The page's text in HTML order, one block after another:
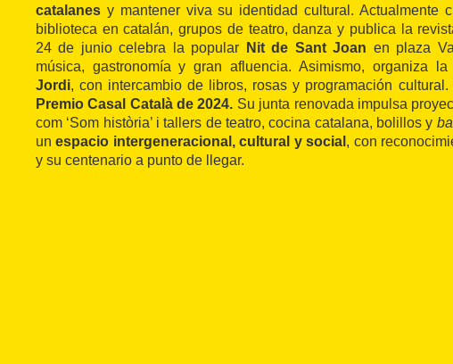
catalanes y mantener viva su identidad cultural. Actualmente
biblioteca en catalán, grupos de teatro, danza y publica la
24 de junio celebra la popular
Nit de Sant Joan en plaza
música, gastronomía y gran afluencia. Asimismo, organiza la
Jordi, con intercambio de libros, rosas y programación cultural.
Premio Casal Català de 2024. Su junta renovada impulsa
com ‘Som història’ i tallers de teatro, cocina catalana, bolillos y
unespacio intergeneracional, cultural y social , con
y su centenario a punto de llegar.